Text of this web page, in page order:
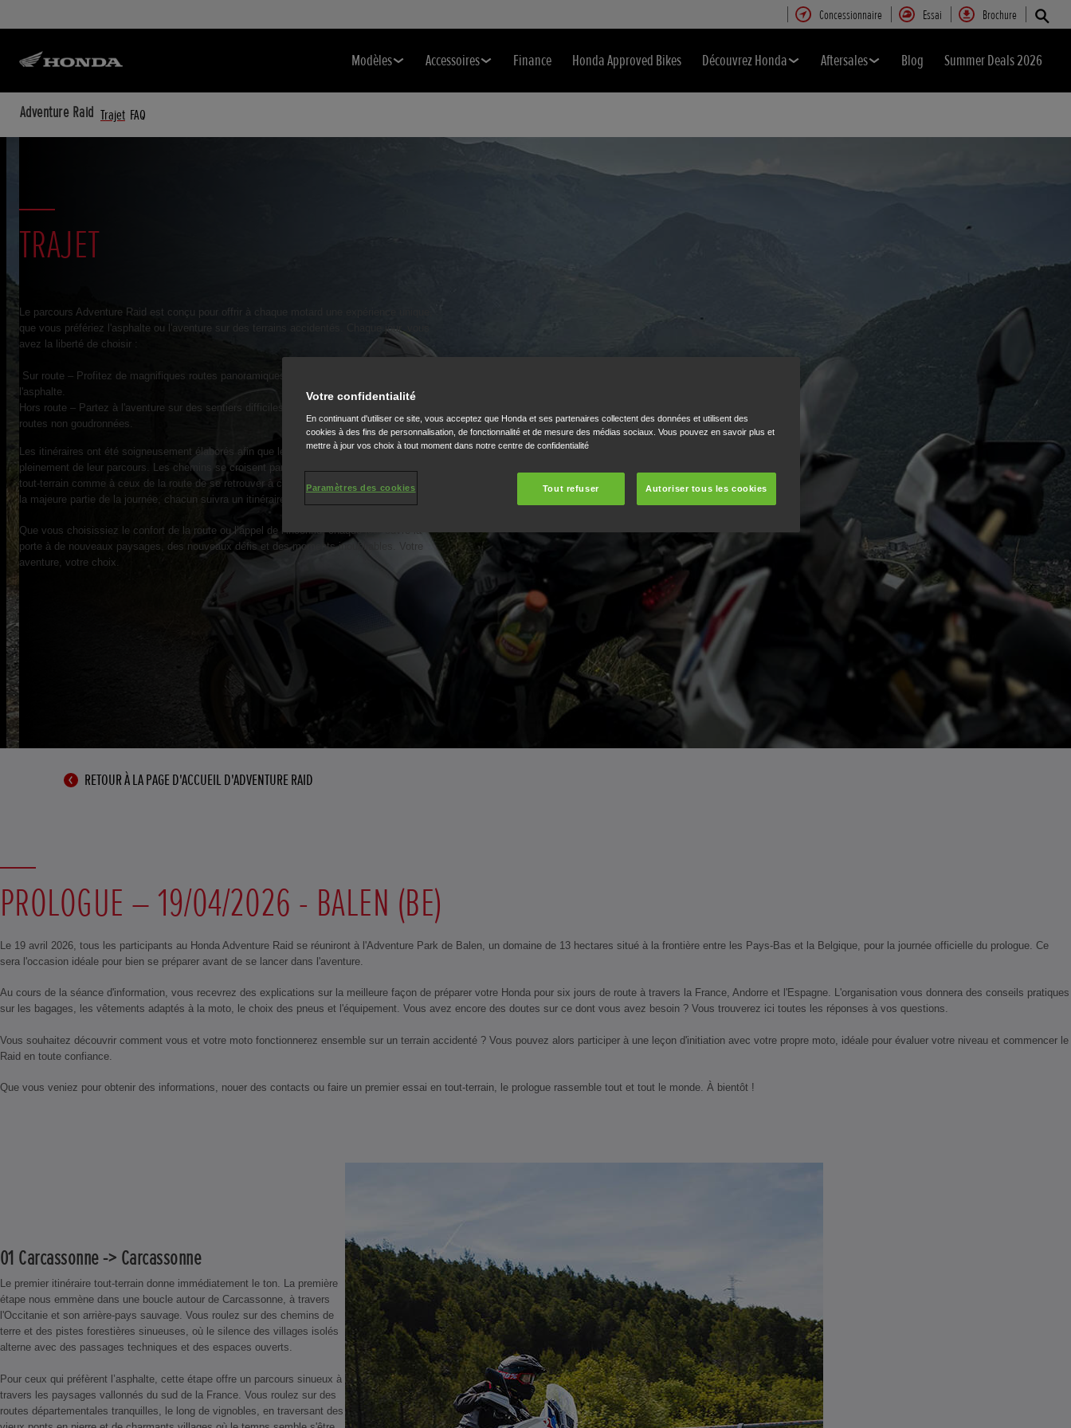
Concessionnaire Essai Brochure
Modèles Accessoires Finance Honda Approved Bikes Découvrez Honda Aftersales Blog Summer Deals 2026
Adventure Raid Trajet FAQ
TRAJET
Le parcours Adventure Raid est conçu pour offrir à chaque motard une expérience unique,
que vous préfériez l'asphalte ou l'aventure sur des terrains accidentés. Chaque jour, vous
avez la liberté de choisir :
Sur route – Profitez de magnifiques routes panoramiques, de virages et du confort de
l'asphalte.
Hors route – Partez à l'aventure sur des sentiers difficiles, des chemins de terre et des
routes non goudronnées.
Les itinéraires ont été soigneusement élaborés afin que les deux groupes puissent profiter
pleinement de leur parcours. Les chemins se croisent parfois, permettant aux amateurs de
tout-terrain comme à ceux de la route de se retrouver à certains endroits. Toutefois pendant
la majeure partie de la journée, chacun suivra un itinéraire distinct, adapté à son choix.
Que vous choisissiez le confort de la route ou l’appel de l’inconnu, chaque jour ouvre la
porte à de nouveaux paysages, des nouveaux défis et des moments inoubliables. Votre
aventure, votre choix.
RETOUR À LA PAGE D'ACCUEIL D'ADVENTURE RAID
PROLOGUE – 19/04/2026 - BALEN (BE)
Le 19 avril 2026, tous les participants au Honda Adventure Raid se réuniront à l'Adventure Park de Balen, un domaine de 13 hectares situé à la frontière entre les Pays-Bas et la Belgique, pour la journée officielle du prologue. Ce
sera l'occasion idéale pour bien se préparer avant de se lancer dans l'aventure.
Au cours de la séance d'information, vous recevrez des explications sur la meilleure façon de préparer votre Honda pour six jours de route à travers la France, Andorre et l'Espagne. L'organisation vous donnera des conseils pratiques
sur les bagages, les vêtements adaptés à la moto, le choix des pneus et l'équipement. Vous avez encore des doutes sur ce dont vous avez besoin ? Vous trouverez ici toutes les réponses à vos questions.​
Vous souhaitez découvrir comment vous et votre moto fonctionnerez ensemble sur un terrain accidenté ? Vous pouvez alors participer à une leçon d'initiation avec votre propre moto, idéale pour évaluer votre niveau et commencer le
Raid en toute confiance.
Que vous veniez pour obtenir des informations, nouer des contacts ou faire un premier essai en tout-terrain, le prologue rassemble tout et tout le monde. À bientôt !
01 Carcassonne -> Carcassonne
Le premier itinéraire tout-terrain donne immédiatement le ton. La première
étape nous emmène dans une boucle autour de Carcassonne, à travers
l'Occitanie et son arrière-pays sauvage. Vous roulez sur des chemins de
terre et des pistes forestières sinueuses, où le silence des villages isolés
alterne avec des passages techniques et des espaces ouverts.
Pour ceux qui préfèrent l’asphalte, cette étape offre un parcours sinueux à
travers les paysages vallonnés du sud de la France. Vous roulez sur des
routes départementales tranquilles, le long de vignobles, en traversant des
Votre confidentialité
En continuant d'utiliser ce site, vous acceptez que Honda et ses partenaires collectent des données et utilisent des
cookies à des fins de personnalisation, de fonctionnalité et de mesure des médias sociaux. Vous pouvez en savoir plus et
mettre à jour vos choix à tout moment dans notre centre de confidentialité
Tout refuser Autoriser tous les cookies
Paramètres des cookies